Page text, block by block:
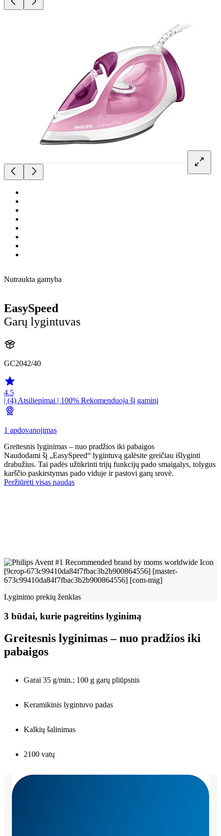
Nutraukta gamyba
EasySpeed
Garų lygintuvas
GC2042/40
4.5
| (4) Atsiliepimai | 100% Rekomenduoja šį gaminį
1 apdovanojimas
Greitesnis lyginimas – nuo pradžios iki pabaigos
Naudodami šį „EasySpeed“ lygintuvą galėsite greičiau išlyginti
drabužius. Tai padės užtikrinti trijų funkcijų pado smaigalys, tolygus
karščio paskirstymas pado viduje ir pastovi garų srovė.
Peržiūrėti visas naudas
Lyginimo prekių ženklas
3 būdai, kurie pagreitins lyginimą
Greitesnis lyginimas – nuo pradžios iki
pabaigos
Garai 35 g/min.; 100 g garų pliūpsnis
Keramikinis lygintuvo padas
Kalkių šalinimas
2100 vatų